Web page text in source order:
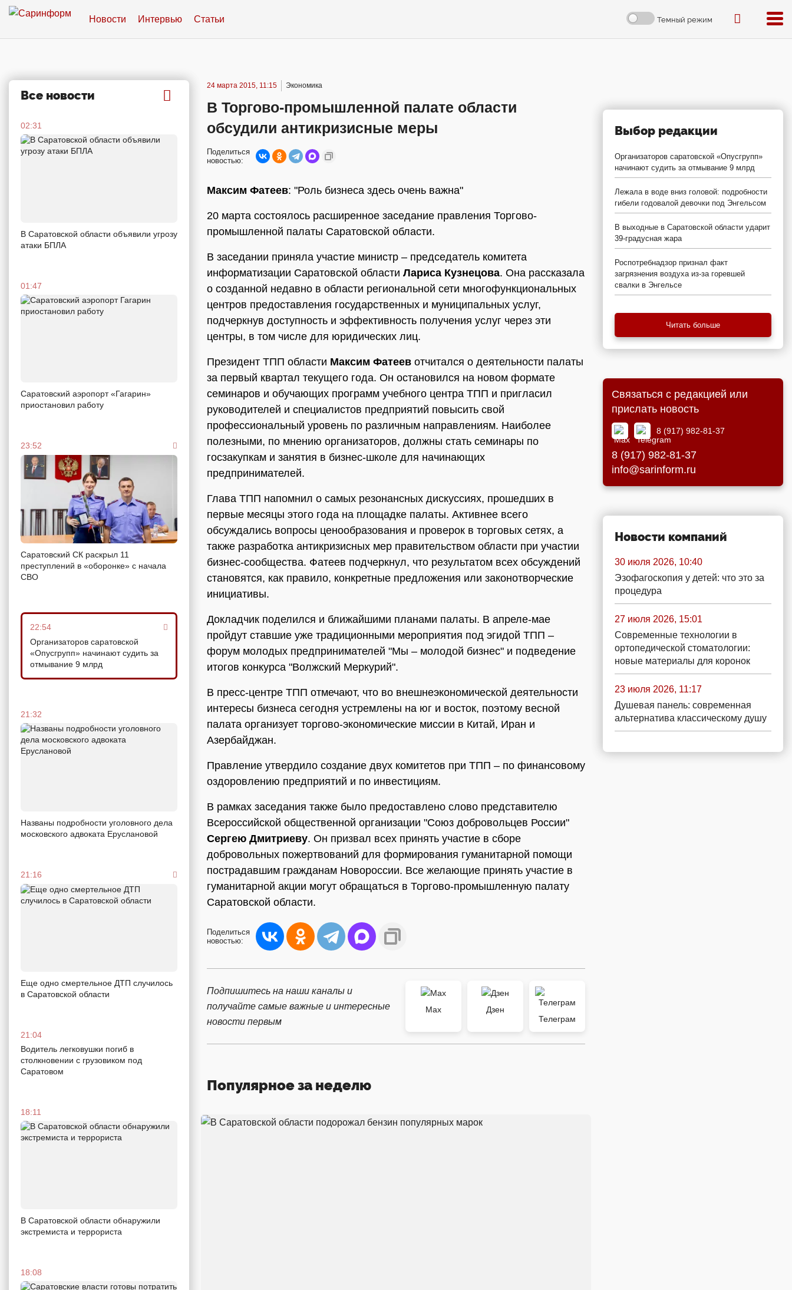
Новости Интервью Статьи Темный режим
Все новости
02:31
В Саратовской области объявили угрозу
атаки БПЛА
01:47
Саратовский аэропорт «Гагарин»
приостановил работу
23:52
Саратовский СК раскрыл 11
преступлений в «оборонке» с начала
СВО
22:54
Организаторов саратовской
«Опусгрупп» начинают судить за
отмывание 9 млрд
21:32
Названы подробности уголовного дела
московского адвоката Еруслановой
21:16
Еще одно смертельное ДТП случилось
в Саратовской области
21:04
Водитель легковушки погиб в
столкновении с грузовиком под
Саратовом
18:11
В Саратовской области обнаружили
экстремиста и террориста
18:08
24 марта 2015, 11:15 Экономика
В Торгово-промышленной палате области
обсудили антикризисные меры
Поделиться
новостью:
Максим Фатеев: "Роль бизнеса здесь очень важна"
20 марта состоялось расширенное заседание правления Торгово-
промышленной палаты Саратовской области.
В заседании приняла участие министр – председатель комитета
информатизации Саратовской области Лариса Кузнецова. Она рассказала
о созданной недавно в области региональной сети многофункциональных
центров предоставления государственных и муниципальных услуг,
подчеркнув доступность и эффективность получения услуг через эти
центры, в том числе для юридических лиц.
Президент ТПП области Максим Фатеев отчитался о деятельности палаты
за первый квартал текущего года. Он остановился на новом формате
семинаров и обучающих программ учебного центра ТПП и пригласил
руководителей и специалистов предприятий повысить свой
профессиональный уровень по различным направлениям. Наиболее
полезными, по мнению организаторов, должны стать семинары по
госзакупкам и занятия в бизнес-школе для начинающих
предпринимателей.
Глава ТПП напомнил о самых резонансных дискуссиях, прошедших в
первые месяцы этого года на площадке палаты. Активнее всего
обсуждались вопросы ценообразования и проверок в торговых сетях, а
также разработка антикризисных мер правительством области при участии
бизнес-сообщества. Фатеев подчеркнул, что результатом всех обсуждений
становятся, как правило, конкретные предложения или законотворческие
инициативы.
Докладчик поделился и ближайшими планами палаты. В апреле-мае
пройдут ставшие уже традиционными мероприятия под эгидой ТПП –
форум молодых предпринимателей "Мы – молодой бизнес" и подведение
итогов конкурса "Волжский Меркурий".
В пресс-центре ТПП отмечают, что во внешнеэкономической деятельности
интересы бизнеса сегодня устремлены на юг и восток, поэтому весной
палата организует торгово-экономические миссии в Китай, Иран и
Азербайджан.
Правление утвердило создание двух комитетов при ТПП – по финансовому
оздоровлению предприятий и по инвестициям.
В рамках заседания также было предоставлено слово представителю
Всероссийской общественной организации "Союз добровольцев России"
Сергею Дмитриеву. Он призвал всех принять участие в сборе
добровольных пожертвований для формирования гуманитарной помощи
пострадавшим гражданам Новороссии. Все желающие принять участие в
гуманитарной акции могут обращаться в Торгово-промышленную палату
Саратовской области.
Поделиться
новостью:
Подпишитесь на наши каналы и
получайте самые важные и интересные
новости первым
Max
Дзен
Телеграм
Популярное за неделю
Выбор редакции
Организаторов саратовской «Опусгрупп»
начинают судить за отмывание 9 млрд
Лежала в воде вниз головой: подробности
гибели годовалой девочки под Энгельсом
В выходные в Саратовской области ударит
39-градусная жара
Роспотребнадзор признал факт
загрязнения воздуха из-за горевшей
свалки в Энгельсе
Читать больше
Связаться с редакцией или
прислать новость
8 (917) 982-81-37
8 (917) 982-81-37
info@sarinform.ru
Новости компаний
30 июля 2026, 10:40
Эзофагоскопия у детей: что это за
процедура
27 июля 2026, 15:01
Современные технологии в
ортопедической стоматологии:
новые материалы для коронок
23 июля 2026, 11:17
Душевая панель: современная
альтернатива классическому душу